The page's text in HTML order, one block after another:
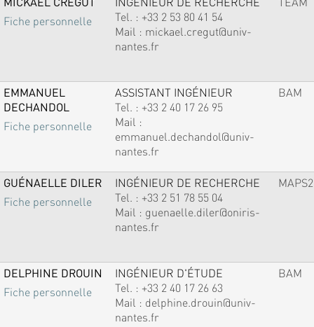
Fiche personnelle
Tel. : +33 2 53 80 41 54
Mail : mickael.cregut@univ-
nantes.fr
EMMANUEL
DECHANDOL
Fiche personnelle
ASSISTANT INGÉNIEUR
Tel. : +33 2 40 17 26 95
Mail :
emmanuel.dechandol@univ-
nantes.fr
BAM
GUÉNAELLE DILER
Fiche personnelle
INGÉNIEUR DE RECHERCHE
Tel. : +33 2 51 78 55 04
Mail : guenaelle.diler@oniris-
nantes.fr
MAPS2
DELPHINE DROUIN
Fiche personnelle
INGÉNIEUR D'ÉTUDE
Tel. : +33 2 40 17 26 63
Mail : delphine.drouin@univ-
nantes.fr
BAM